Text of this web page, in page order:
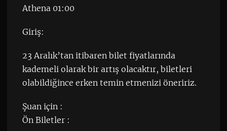
Athena 01:00
Giriş:
23 Aralık’tan itibaren bilet fiyatlarında
kademeli olarak bir artış olacaktır, biletleri
olabildiğince erken temin etmenizi öneririz.
Şuan için :
Ön Biletler :